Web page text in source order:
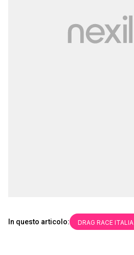
In questo articolo: DRAG RACE ITALIA